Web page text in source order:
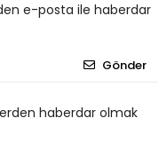
e-posta ile haberdar
Gönder
haberdar olmak